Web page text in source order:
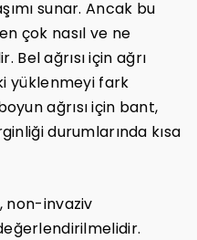
sunar. Ancak bu
çok nasıl ve ne
Bel ağrısı için ağrı
yüklenmeyi fark
ağrısı için bant,
durumlarında kısa
non-invaziv